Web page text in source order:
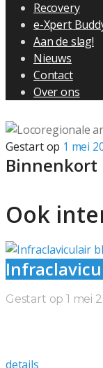
Recovery
e-Xpert
Aan de slag!
Nieuws
Contact
Over ons
Gestart op 1 mei
Ook
Gestart op1 mei
details